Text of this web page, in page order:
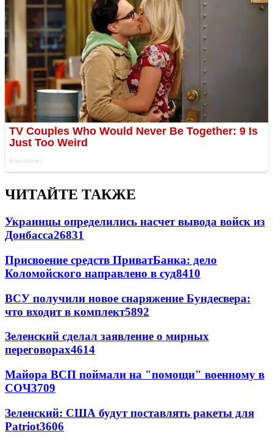
ЧИТАЙТЕ ТАКЖЕ
Украинцы определились насчет вывода войск из
Донбасса26831
Присвоение средств ПриватБанка: дело
Коломойского направлено в суд8410
ВСУ получили новое снаряжение Бундесвера:
что входит в комплект5892
Зеленский сделал заявление о мирных
переговорах4614
Майора ВСП поймали на "помощи" военному в
СОЧ3709
Зеленский: США будут поставлять ракеты для
Patriot3606